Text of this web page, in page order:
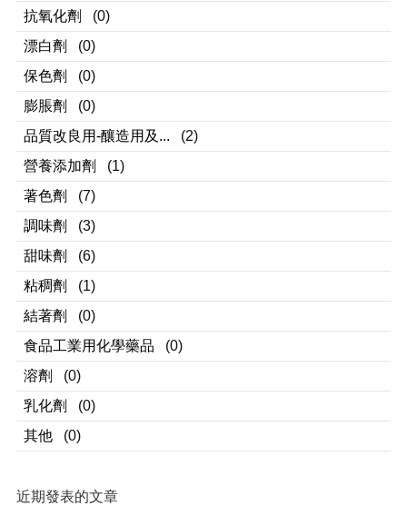
抗氧化劑
(0)
漂白劑
(0)
保色劑
(0)
膨脹劑
(0)
品質改良用-釀造用及...
(2)
營養添加劑
(1)
著色劑
(7)
調味劑
(3)
甜味劑
(6)
粘稠劑
(1)
結著劑
(0)
食品工業用化學藥品
(0)
溶劑
(0)
乳化劑
(0)
其他
(0)
近期發表的文章